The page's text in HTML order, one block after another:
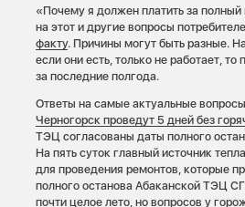
«Почему я должен платить за
на этот и другие вопросы
факту. Причины могут быть разные.
если они есть, только не работает,
за последние полгода.
Ответы на самые актуальные
Черногорск проведут 5 дней без
ТЭЦ согласованы даты полного
На пять суток главный источник
для проведения ремонтов, которые
полного останова Абаканской ТЭЦ
почти целое лето, но вопросов у